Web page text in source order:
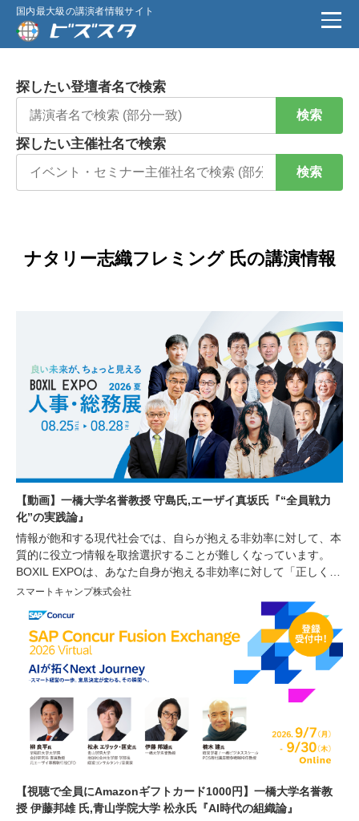
国内最大級の講演者情報サイト
探したい登壇者名で検索
検索
探したい主催社名で検索
検索
ナタリー志織フレミング 氏の講演情報
【動画】一橋大学名誉教授 守島氏,エーザイ真坂氏『“全員戦力
化”の実践論』
情報が飽和する現代社会では、自らが抱える非効率に対して、本
質的に役立つ情報を取捨選択することが難しくなっています。
BOXIL EXPOは、あなた自身が抱える非効率に対して「正しく」
「シンプル」な情報を提供し、非効率の解消や生産性の向上をサ
ポートするオンラインイベントです。今回は経営者や人事・労
務、総務部門で働く方々を対象に、人材の採用育成や組織づく
り、業務効率化に繋がる講演をはじめ、様々な非効率を解消する
サービスが紹介されるセミナーや、サービスを比較できる機会を
ご用意しております。
スマートキャンプ株式会社
【視聴で全員にAmazonギフトカード1000円】一橋大学名誉教
授 伊藤邦雄 氏,青山学院大学 松永氏『AI時代の組織論』